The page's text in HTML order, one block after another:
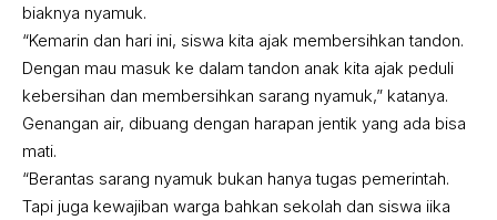
biaknya nyamuk.
“Kemarin dan hari ini, siswa kita ajak membersihkan tandon.
Dengan mau masuk ke dalam tandon anak kita ajak peduli
kebersihan dan membersihkan sarang nyamuk,” katanya.
Genangan air, dibuang dengan harapan jentik yang ada bisa
mati.
“Berantas sarang nyamuk bukan hanya tugas pemerintah.
Tapi juga kewajiban warga bahkan sekolah dan siswa iika